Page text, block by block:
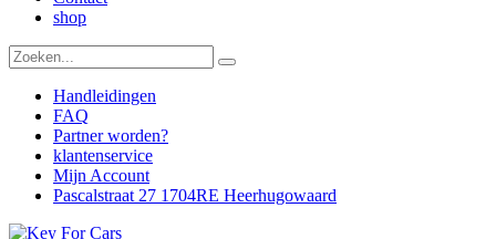
shop
Handleidingen
FAQ
Partner worden?
klantenservice
Mijn Account
Pascalstraat 27 1704RE Heerhugowaard